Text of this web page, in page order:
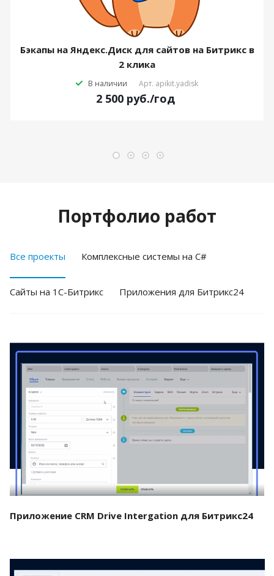
Бэкапы на Яндекс.Диск для сайтов на Битрикс в
2 клика
В наличии Арт. apikit.yadisk
2 500 руб./год
Портфолио работ
Все проекты Комплексные системы на C#
Cайты на 1С-Битрикс Приложения для Битрикс24
Смотреть проект
Приложение CRM Drive Intergation для Битрикс24